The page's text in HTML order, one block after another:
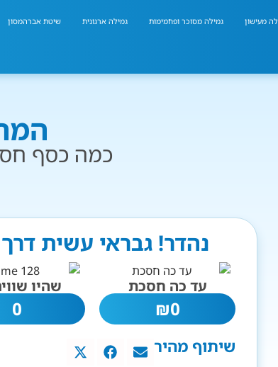
מעישון גמילה מסוכר ופחמימות גמילה ארגונית שיטת אברהמסון
כמה כסף
נהדר! גבראי עשית
עד כה חסכת
0
₪
שהיו
0
שיתוף מהיר